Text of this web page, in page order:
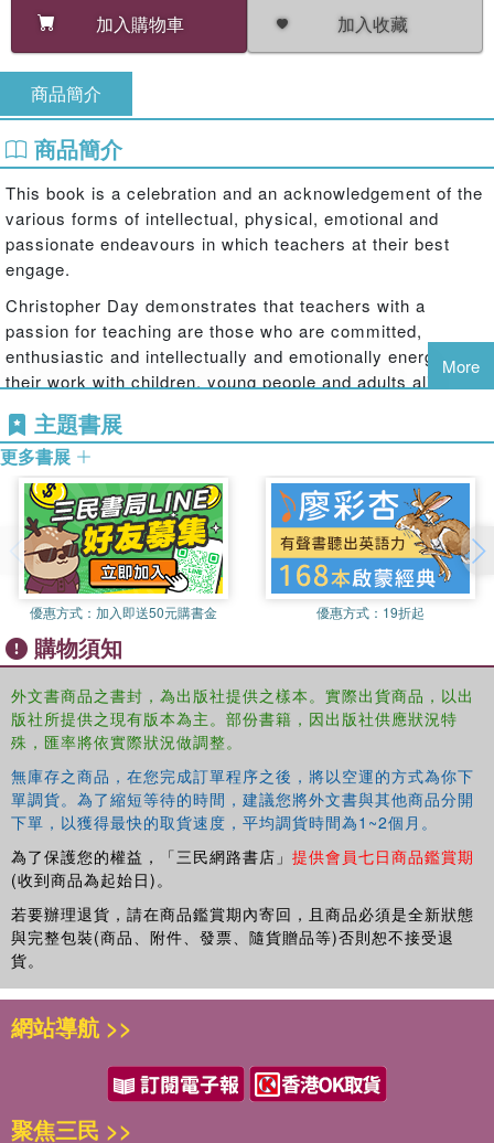
加入購物車 加入收藏
商品簡介
商品簡介
This book is a celebration and an acknowledgement of the
various forms of intellectual, physical, emotional and
passionate endeavours in which teachers at their best
engage.
Christopher Day demonstrates that teachers with a
passion for teaching are those who are committed,
enthusiastic and intellectually and emotionally energetic in
their work with children, young people and adults alike.
been identified as one of the four leadership
characteristics mentioned in the HayMcBer Report on
effective teachers.
Day recognises that passionate teachers are aware of the
challenge of the broader social contexts in which they
teach, have a clear sense of identity and believe they can
make a difference to the learning and achievement of all
their pupils.
Offering a refreshing and positive view,
the teaching profession and brings new insights to the
work and lives of teachers. It is written for all teachers,
passion for education, who love learners, the learning life
and the teaching life.
More
主題書展
更多書展
優惠方式： 加入即送50元購書金 優惠方式： 19折起
購物須知
外文書商品之書封，為出版社提供之樣本。實際出貨商品，以出
版社所提供之現有版本為主。部份書籍，因出版社供應狀況特
殊，匯率將依實際狀況做調整。
無庫存之商品，在您完成訂單程序之後，將以空運的方式為你下
單調貨。為了縮短等待的時間，建議您將外文書與其他商品分開
下單，以獲得最快的取貨速度，平均調貨時間為1~2個月。
為了保護您的權益，「三民網路書店」 提供會員七日商品鑑賞期
(收到商品為起始日)。
若要辦理退貨，請在商品鑑賞期內寄回，且商品必須是全新狀態
與完整包裝(商品、附件、發票、隨貨贈品等)否則恕不接受退
貨。
網站導航 >>
聚焦三民 >>